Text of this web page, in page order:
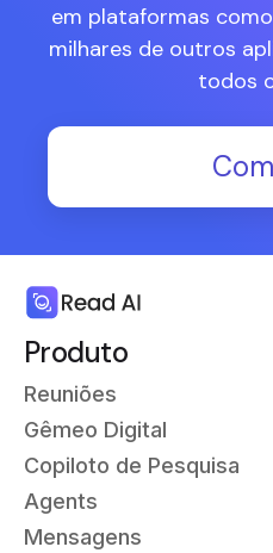
em plataformas
milhares de outros
todos
Produto
Reuniões
Gêmeo Digital
Copiloto de Pesquisa
Agents
Mensagens